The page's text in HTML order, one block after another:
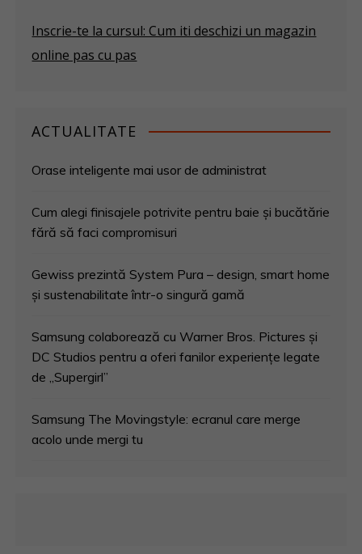
Inscrie-te la cursul: Cum iti deschizi un magazin
online pas cu pas
ACTUALITATE
Orase inteligente mai usor de administrat
Cum alegi finisajele potrivite pentru baie și bucătărie
fără să faci compromisuri
Gewiss prezintă System Pura – design, smart home
și sustenabilitate într-o singură gamă
Samsung colaborează cu Warner Bros. Pictures și
DC Studios pentru a oferi fanilor experiențe legate
de „Supergirl”
Samsung The Movingstyle: ecranul care merge
acolo unde mergi tu